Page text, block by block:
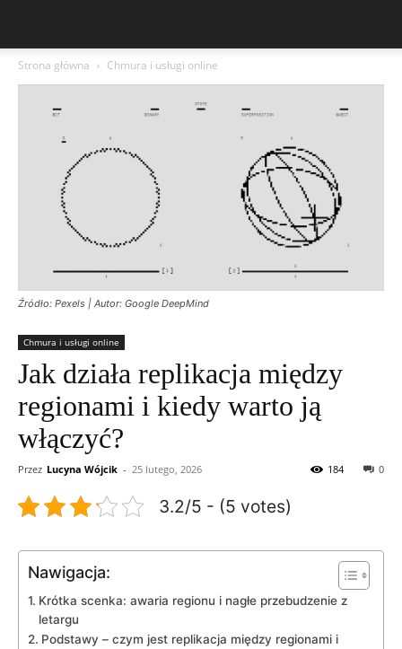
Strona główna Chmura i usługi online
Źródło: Pexels | Autor: Google DeepMind
Chmura i usługi online
Jak działa replikacja między
regionami i kiedy warto ją
włączyć?
Przez Lucyna Wójcik - 25 lutego, 2026 0
184
3.2/5 - (5 votes)
Nawigacja:
Krótka scenka: awaria regionu i nagłe przebudzenie z
letargu
Podstawy – czym jest replikacja między regionami i